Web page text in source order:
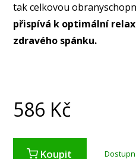
tak celkovou
přispívá k optimální
zdravého spánku.
586 Kč
Koupit